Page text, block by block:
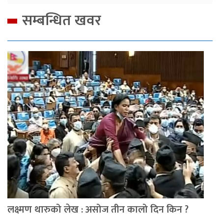
सम्बन्धित खवर
लक्ष्मण थारुको लेख : असोज तीन कालो दिन किन ?